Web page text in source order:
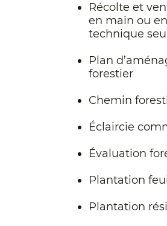
Récolte et
en main ou
technique
Plan
forestier
Chemin
Éclaircie
Évaluation
Plantation
Plantation